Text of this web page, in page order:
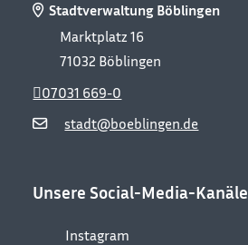
Stadtverwaltung Böblingen
Marktplatz 16
71032 Böblingen
stadt@boeblingen.de
07031 669-0
Unsere Social-Media-Kanäle
Instagram